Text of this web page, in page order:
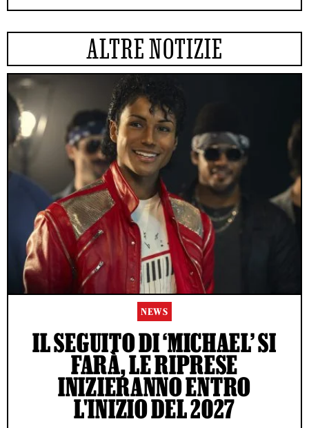
ALTRE NOTIZIE
NEWS
IL SEGUITO DI ‘MICHAEL’ SI
FARÀ, LE RIPRESE
INIZIERANNO ENTRO
L'INIZIO DEL 2027